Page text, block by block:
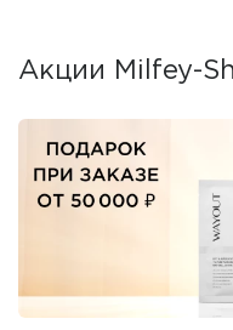
Акции Milfey-